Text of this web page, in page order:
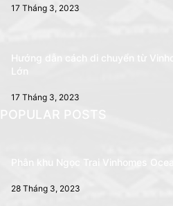
17 Tháng 3, 2023
Hướng dẫn cách di chuyển từ
Lớn
17 Tháng 3, 2023
POPULAR POSTS
Phân khu Ngọc Trai Vinhomes
28 Tháng 3, 2023